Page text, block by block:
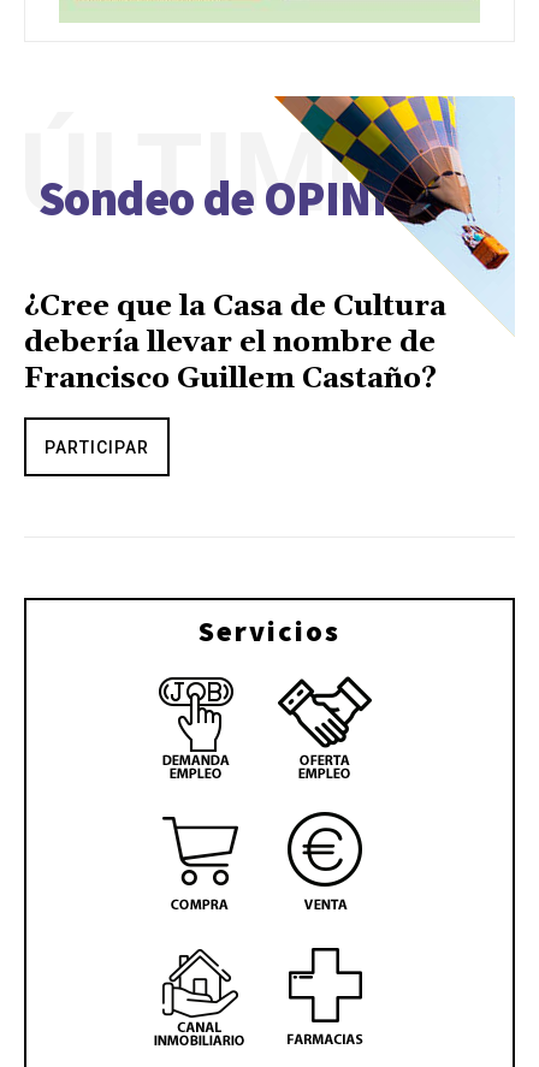
Sondeo de OPINIÓN
ÚLTIMO
¿Cree que la Casa de Cultura
debería llevar el nombre de
Francisco Guillem Castaño?
PARTICIPAR
Servicios